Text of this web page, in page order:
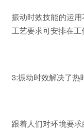
振动时效技能的运
工艺要求可安排在工
3:振动时效解决了热
跟着人们对环境要